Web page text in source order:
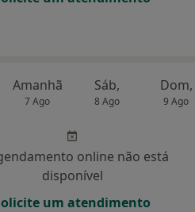
Amanhã
7 Ago
Sáb,
8 Ago
Dom,
9 Ago
online não está
disponível
um atendimento